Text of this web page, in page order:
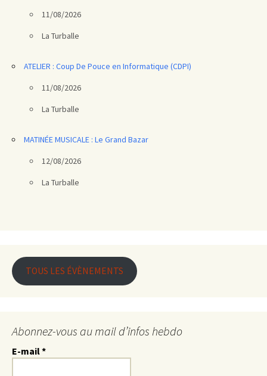
11/08/2026
La Turballe
ATELIER : Coup De Pouce en Informatique (CDPI)
11/08/2026
La Turballe
MATINÉE MUSICALE : Le Grand Bazar
12/08/2026
La Turballe
TOUS LES ÉVÈNEMENTS
Abonnez-vous au mail d’infos hebdo
E-mail*